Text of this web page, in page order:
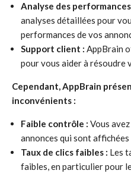
Analyse des
analyses détaillées pour
performances de vos
Support client : AppBrain
pour vous aider à résoudre
Cependant, AppBrain
inconvénients :
Faible contrôle : Vous
annonces qui sont
Taux de clics faibles : Les
faibles, en particulier pour